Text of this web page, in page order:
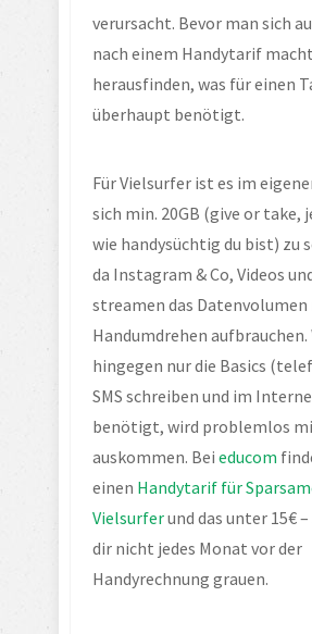
verursacht. Bevor man sich
nach einem Handytarif
herausfinden, was für einen
überhaupt benötigt.
Für Vielsurfer ist es im
sich min. 20GB (give or take,
wie handysüchtig du bist) zu
da Instagram & Co, Videos
streamen das Datenvolumen
Handumdrehen aufbrauchen.
hingegen nur die Basics
SMS schreiben und im
benötigt, wird problemlos
auskommen. Bei educom
einen Handytarif für
Vielsurfer und das unter 15€
dir nicht jedes Monat vor der
Handyrechnung grauen.